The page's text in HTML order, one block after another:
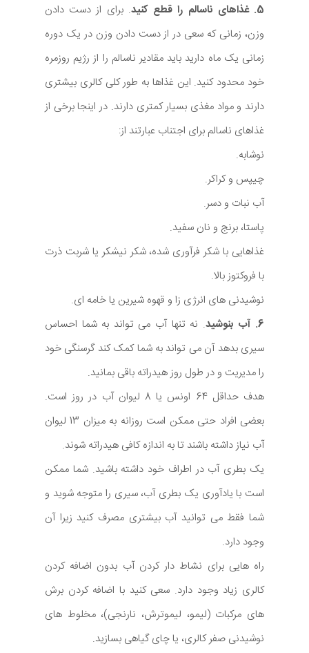
5. غذاهای ناسالم را قطع کنید
. برای از دست دادن
وزن، زمانی که سعی در از دست دادن وزن در یک دوره
زمانی یک ماه دارید باید مقادیر ناسالم را از رژیم روزمره
خود محدود کنید. این غذاها به طور کلی کالری بیشتری
دارند و مواد مغذی بسیار کمتری دارند. در اینجا برخی از
غذاهای ناسالم برای اجتناب عبارتند از:
نوشابه.
چیپس و کراکر.
آب نبات و دسر.
پاستا، برنج و نان سفید.
غذاهایی با شکر فرآوری شده، شکر نیشکر یا شربت ذرت
با فروکتوز بالا.
نوشیدنی های انرژی زا و قهوه شیرین یا خامه ای.
6. آب بنوشید
. نه تنها آب می تواند به شما احساس
سیری بدهد آن می تواند به شما کمک کند گرسنگی خود
را مدیریت و در طول روز هیدراته باقی بمانید.
هدف حداقل 64 اونس یا 8 لیوان آب در روز است.
بعضی افراد حتی ممکن است روزانه به میزان 13 لیوان
آب نیاز داشته باشند تا به اندازه کافی هیدراته شوند.
یک بطری آب در اطراف خود داشته باشید. شما ممکن
است با یادآوری یک بطری آب، سیری را متوجه شوید و
شما فقط می توانید آب بیشتری مصرف کنید زیرا آن
وجود دارد.
راه هایی برای نشاط دار کردن آب بدون اضافه کردن
کالری زیاد وجود دارد. سعی کنید با اضافه کردن برش
های مرکبات (لیمو، لیموترش، نارنجی)، مخلوط های
نوشیدنی صفر کالری، یا چای گیاهی بسازید.